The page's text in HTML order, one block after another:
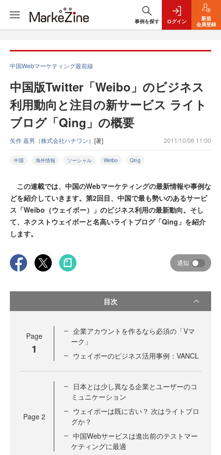
事例を探す ログイン
新規
会員登録
中国Webマーケティング最前線
中国版Twitter「Weibo」のビジネス
利用動向と注目の新サービス ライト
ブログ「Qing」の概要
矢作 嘉男（株式会社ハチワン） [著] 2011/10/06 11:00
中国 海外情報 ソーシャル Weibo Qing
この連載では、中国のWebマーケティングの最新情報や事例な
どを紹介していきます。第2回目、中国で最も勢いのあるサービ
ス「Weibo（ウェイボー）」のビジネス利用の最新動向。そし
て、ネクストウェイボーと名高いライトブログ「Qing」を紹介
します。
通知
目次
Page
1
企業アカウントを作るなら必須の「Vマ
ーク」
ウェイボーのビジネス活用事例：VANCL
Page 2
日本とは少し異なる企業とユーザーのコ
ミュニケーション
ウェイボーは既に古い？ 次はライトブロ
グか？
中国Webサービスは進出前のテストマー
ケティングに最適